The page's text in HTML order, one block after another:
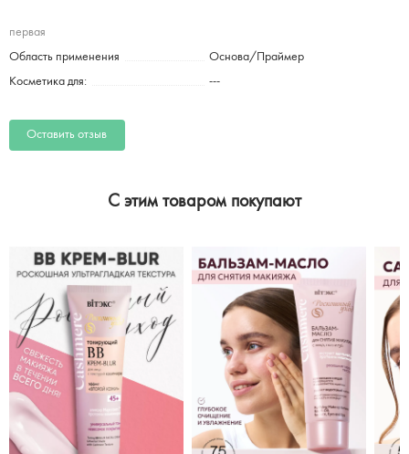
первая
Область применения Основа/Праймер
Косметика для: ---
Оставить отзыв
C этим товаром покупают